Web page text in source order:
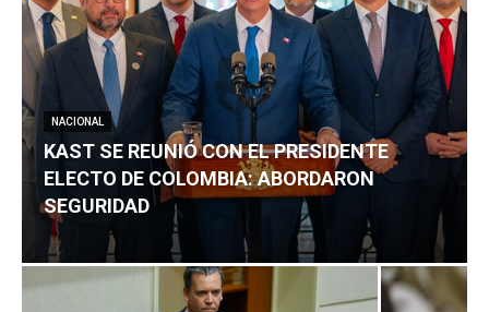
NACIONAL
KAST SE REUNIÓ CON EL PRESIDENTE
ELECTO DE COLOMBIA: ABORDARON
SEGURIDAD